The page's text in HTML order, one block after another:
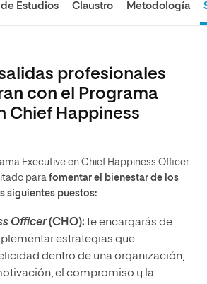
de Estudios Claustro Metodología
profesionales
con el Programa
Chief Happiness
Executive en Chief Happiness Officer
para fomentar el bienestar de los
siguientes puestos:
Officer(CHO): te encargarás de
estrategias que
dentro de una organización,
el compromiso y la